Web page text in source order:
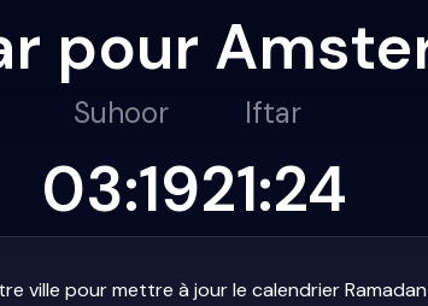
pour
Suhoor
03:19
Iftar
21:24
ville pour mettre à jour le calendrier